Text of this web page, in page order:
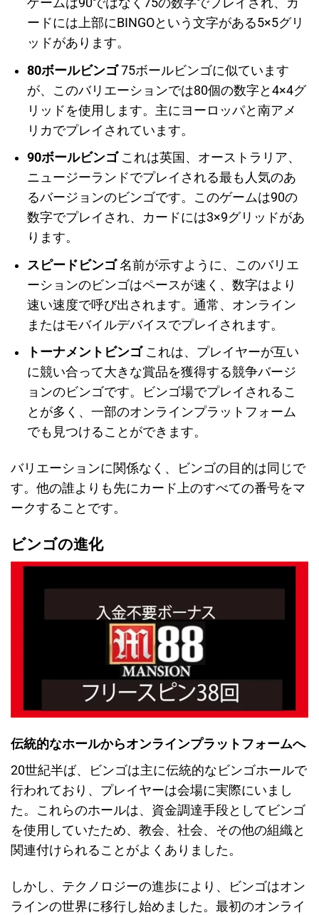
ゲームは90ではなく75の数字でプレイされ、カ
ードには上部にBINGOという文字がある5×5グリ
ッドがあります。
80ボールビンゴ75ボールビンゴに似ています
が、このバリエーションでは80個の数字と4×4グ
リッドを使用します。主にヨーロッパと南アメ
リカでプレイされています。
90ボールビンゴこれは英国、オーストラリア、
ニュージーランドでプレイされる最も人気のあ
るバージョンのビンゴです。このゲームは90の
数字でプレイされ、カードには3×9グリッドがあ
ります。
スピードビンゴ名前が示すように、このバリエ
ーションのビンゴはペースが速く、数字はより
速い速度で呼び出されます。通常、オンライン
またはモバイルデバイスでプレイされます。
トーナメントビンゴこれは、プレイヤーが互い
に競い合って大きな賞品を獲得する競争バージ
ョンのビンゴです。ビンゴ場でプレイされるこ
とが多く、一部のオンラインプラットフォーム
でも見つけることができます。
バリエーションに関係なく、ビンゴの目的は同じで
す。他の誰よりも先にカード上のすべての番号をマ
ークすることです。
ビンゴの進化
伝統的なホールからオンラインプラットフォームへ
20世紀半ば、ビンゴは主に伝統的なビンゴホールで
行われており、プレイヤーは会場に実際にいまし
た。これらのホールは、資金調達手段としてビンゴ
を使用していたため、教会、社会、その他の組織と
関連付けられることがよくありました。
しかし、テクノロジーの進歩により、ビンゴはオン
ラインの世界に移行し始めました。最初のオンライ